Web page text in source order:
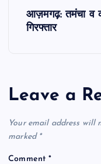
a
v
i
आज़मगढ़: तमंचा व
गिरफ्तार
Leave a
Your email address will
marked *
Comment*